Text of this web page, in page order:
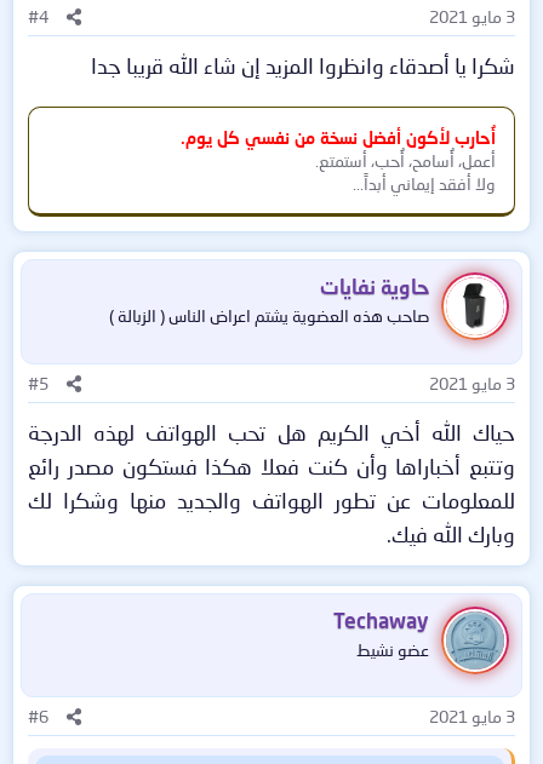
3 مايو 2021 #4
شكرا يا أصدقاء وانظروا المزيد إن شاء الله قريبا جدا
أُحارب لأكون أفضل نسخة من نفسي كل يوم.
أعمل، أُسامح، أُحب، أستمتع.
ولا أفقد إيماني أبداً...
حاوية نفايات
صاحب هذه العضوية يشتم اعراض الناس ( الزبالة )
3 مايو 2021 #5
حياك الله أخي الكريم هل تحب الهواتف لهذه الدرجة
وتتبع أخباراها وأن كنت فعلا هكذا فستكون مصدر رائع
للمعلومات عن تطور الهواتف والجديد منها وشكرا لك
وبارك الله فيك.​
Techaway
عضو نشيط
3 مايو 2021 #6